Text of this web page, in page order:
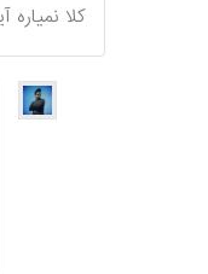
کلا نمياره